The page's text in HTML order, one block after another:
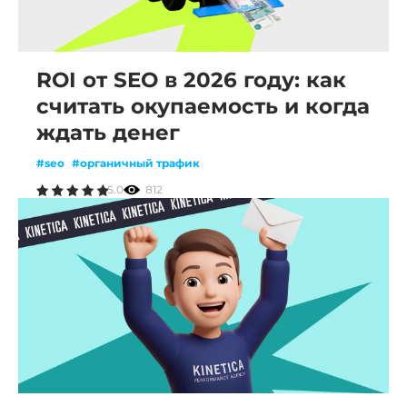
ROI от SEO в 2026 году: как
считать окупаемость и когда
ждать денег
#seo #органичный трафик
5.0
812